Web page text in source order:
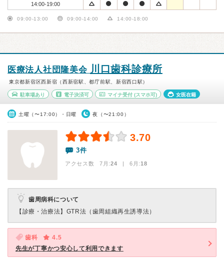
14:00-19:00
09:00-13:00 09:00-14:00 14:00-18:00
医療法人社団隆美会 川口歯科診療所
東京都新宿区西新宿（西新宿駅、都庁前駅、新宿西口駅）
駐車場あり 電子決済可 マイナ受付 (スマホ可) 女医在籍
土曜（〜17:00）・日曜 夜（〜21:00）
3.70
3件
アクセス数 7月:24 | 6月:18
歯周病科について
【診療・治療法】 GTR法（歯周組織再生誘導法）
歯科
4.5
先生が丁寧かつ安心して利用できます